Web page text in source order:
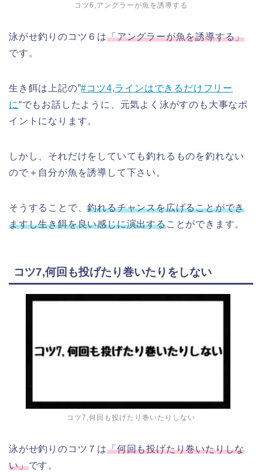
コツ6,アングラーが魚を誘導する
泳がせ釣りのコツ６は「アングラーが魚を誘導する」
です。
生き餌は上記の”#コツ4,ラインはできるだけフリー
に“でもお話したように、元気よく泳がすのも大事なポ
イントになります。
しかし、それだけをしていても釣れるものを釣れない
ので＋自分が魚を誘導して下さい。
そうすることで、釣れるチャンスを広げることができ
ますし生き餌を良い感じに演出することができます。
コツ7,何回も投げたり巻いたりをしない
コツ7,何回も投げたり巻いたりしない
泳がせ釣りのコツ７は「何回も投げたり巻いたりしな
い」です。